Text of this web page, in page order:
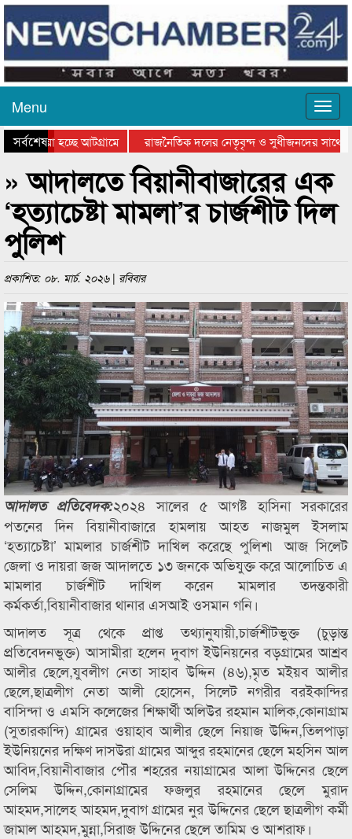
Menu
সর্বশেষ
যাওয়া হচ্ছে আটগ্রামে
রাজনৈতিক দলের নেতৃবৃন্দ ও সুধীজনদের সাথে
সিলেটে বাংলাদেশ গ্রুপ থিয়েটার ফেডারেশানের
» আদালতে বিয়ানীবাজারের এক
‘হত্যাচেষ্টা মামলা’র চার্জশীট দিল
পুলিশ
প্রকাশিত: ০৮. মার্চ. ২০২৬ | রবিবার
আদালত প্রতিবেদক:২০২৪ সালের ৫ আগষ্ট হাসিনা সরকারের
পতনের দিন বিয়ানীবাজারে হামলায় আহত নাজমুল ইসলাম
‘হত্যাচেষ্টা’ মামলার চার্জশীট দাখিল করেছে পুলিশ৷ আজ সিলেট
জেলা ও দায়রা জজ আদালতে ১৩ জনকে অভিযুক্ত করে আলোচিত এ
মামলার চার্জশীট দাখিল করেন মামলার তদন্তকারী
কর্মকর্তা,বিয়ানীবাজার থানার এসআই ওসমান গনি।
আদালত সূত্র থেকে প্রাপ্ত তথ্যানুযায়ী,চার্জশীটভুক্ত (চুড়ান্ত
প্রতিবেদনভুক্ত) আসামীরা হলেন দুবাগ ইউনিয়নের বড়গ্রামের আশ্রব
আলীর ছেলে,যুবলীগ নেতা সাহাব উদ্দিন (৪৬),মৃত মইয়ব আলীর
ছেলে,ছাত্রলীগ নেতা আলী হোসেন, সিলেট নগরীর বরইকান্দির
বাসিন্দা ও এমসি কলেজের শিক্ষার্থী অলিউর রহমান মালিক,কোনাগ্রাম
(সুতারকান্দি) গ্রামের ওয়াহাব আলীর ছেলে নিয়াজ উদ্দিন,তিলপাড়া
ইউনিয়নের দক্ষিণ দাসউরা গ্রামের আব্দুর রহমানের ছেলে মহসিন আল
আবিদ,বিয়ানীবাজার পৌর শহরের নয়াগ্রামের আলা উদ্দিনের ছেলে
সেলিম উদ্দিন,কোনাগ্রামের ফজলুর রহমানের ছেলে মুরাদ
আহমদ,সালেহ আহমদ,দুবাগ গ্রামের নুর উদ্দিনের ছেলে ছাত্রলীগ কর্মী
জামাল আহমদ,মুন্না,সিরাজ উদ্দিনের ছেলে তামিম ও আশরাফ।